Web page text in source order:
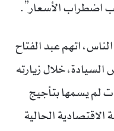
اضطراب الأسعار”.
اتهم عبد الفتاح
خلال زيارته
لم يسمها بتأجيج
الاقتصادية الحالية